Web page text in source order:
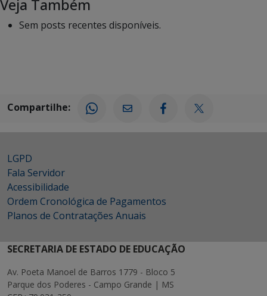
Veja Também
Sem posts recentes disponíveis.
Compartilhe:
LGPD
Fala Servidor
Acessibilidade
Ordem Cronológica de Pagamentos
Planos de Contratações Anuais
SECRETARIA DE ESTADO DE EDUCAÇÃO
Av. Poeta Manoel de Barros 1779 - Bloco 5
Parque dos Poderes - Campo Grande | MS